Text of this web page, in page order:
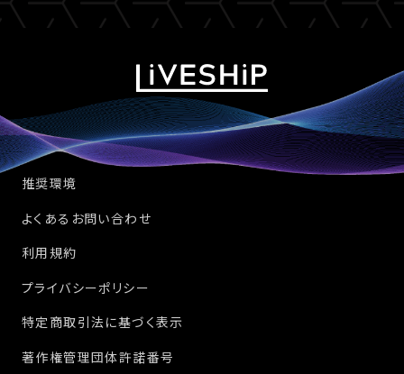
推奨環境
よくあるお問い合わせ
利用規約
プライバシーポリシー
特定商取引法に基づく表示
著作権管理団体許諾番号